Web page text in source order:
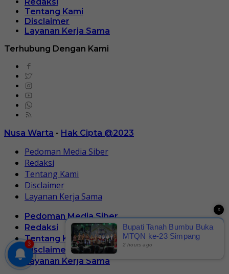
Tentang Kami
Disclaimer
Layanan Kerja Sama
Terhubung Dengan Kami
Nusa Warta - Hak Cipta @2023
Pedoman Media Siber
Redaksi
Tentang Kami
Disclaimer
Layanan Kerja Sama
Pedoman Media Siber
Redaksi
Tentang Kami
Disclaimer
Layanan Kerja Sama
3
X
Bupati Tanah Bumbu Buka
MTQN ke-23 Simpang
Empat, Dorong Lahirnya
2 hours ago